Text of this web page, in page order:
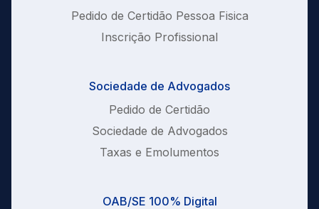
Pedido de Certidão Pessoa Fisica
Inscrição Profissional
Sociedade de Advogados
Pedido de Certidão
Sociedade de Advogados
Taxas e Emolumentos
OAB/SE 100% Digital